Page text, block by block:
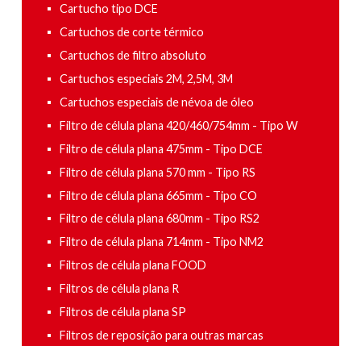
Cartucho tipo DCE
Cartuchos de corte térmico
Cartuchos de filtro absoluto
Cartuchos especiais 2M, 2,5M, 3M
Cartuchos especiais de névoa de óleo
Filtro de célula plana 420/460/754mm - Tipo W
Filtro de célula plana 475mm - Tipo DCE
Filtro de célula plana 570 mm - Tipo RS
Filtro de célula plana 665mm - Tipo CO
Filtro de célula plana 680mm - Tipo RS2
Filtro de célula plana 714mm - Tipo NM2
Filtros de célula plana FOOD
Filtros de célula plana R
Filtros de célula plana SP
Filtros de reposição para outras marcas